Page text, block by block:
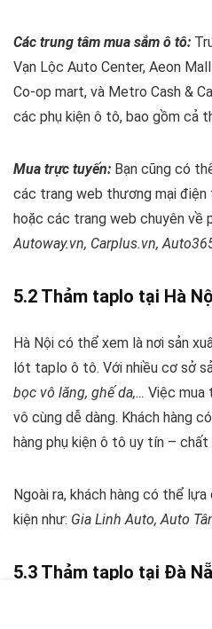
Các trung tâm mua sắm ô tô:
Vạn Lộc Auto Center, Aeon
Co-op mart, và Metro Cash &
các phụ kiện ô tô, bao gồm cả
Mua trực tuyến: Bạn cũng có
các trang web thương mại điện
hoặc các trang web chuyên về
Autoway.vn, Carplus.vn,
5.2 Thảm taplo tại Hà
Hà Nội có thể xem là nơi sản
lót taplo ô tô. Với nhiều cơ sở
bọc vô lăng, ghế da,… Việc mua
vô cùng dễ dàng. Khách hàng
hàng phụ kiện ô tô uy tín –
Ngoài ra, khách hàng có thể
kiện như: Gia Linh Auto, Auto
5.3 Thảm taplo tại Đà